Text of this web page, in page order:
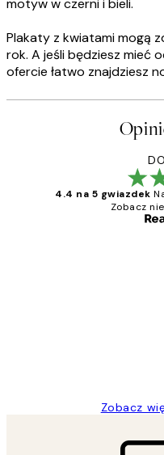
motyw w czerni i bieli.
Plakaty z kwiatami mogą
rok. A jeśli będziesz mieć
ofercie łatwo znajdziesz
4.4 na 5 gwiazdek
Zobacz
Zobacz